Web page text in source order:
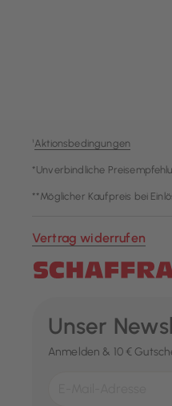
¹Aktionsbedingungen
*Unverbindliche
**Möglicher Kaufpreis bei
Vertrag widerrufen
Unser
Anmelden & 10 €